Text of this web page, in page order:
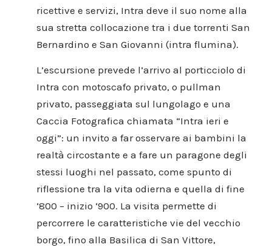
ricettive e servizi, Intra deve il suo nome alla
sua stretta collocazione tra i due torrenti San
Bernardino e San Giovanni (intra flumina).
L’escursione prevede l’arrivo al porticciolo di
Intra con motoscafo privato, o pullman
privato, passeggiata sul lungolago e una
Caccia Fotografica chiamata “Intra ieri e
oggi”: un invito a far osservare ai bambini la
realtà circostante e a fare un paragone degli
stessi luoghi nel passato, come spunto di
riflessione tra la vita odierna e quella di fine
‘800 – inizio ‘900. La visita permette di
percorrere le caratteristiche vie del vecchio
borgo, fino alla Basilica di San Vittore,